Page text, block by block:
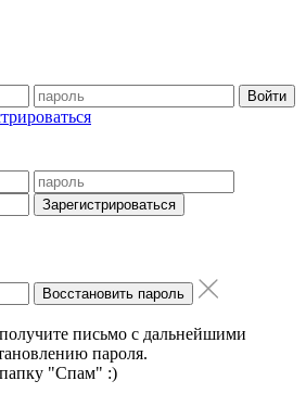
Войти
Зарегистрироваться
Восстановить пароль
письмо с дальнейшими
пароля.
папку "Спам" :)